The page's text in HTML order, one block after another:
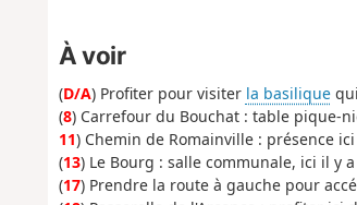
À voir
(D/A) Profiter pour visiter la basiliquequi
(8) Carrefour du Bouchat : table pique-
11) Chemin de Romainville : présence
(13) Le Bourg : salle communale, ici il y
(17) Prendre la route à gauche pour